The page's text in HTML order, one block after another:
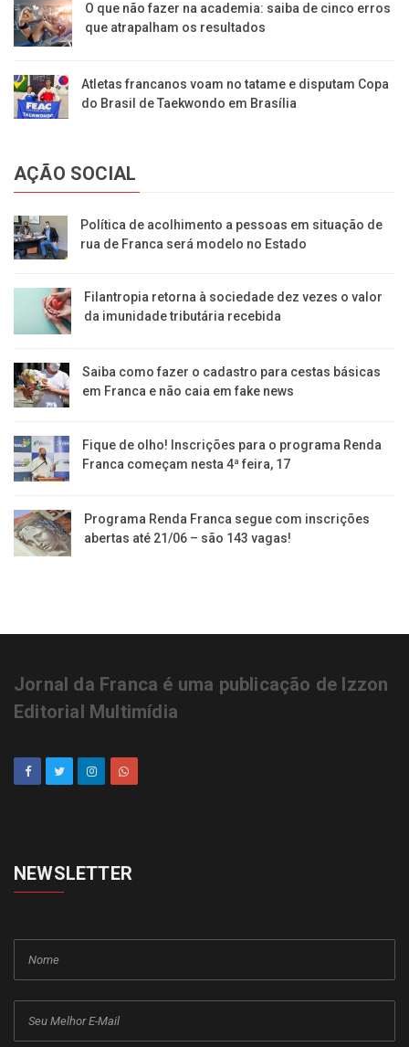
O que não fazer na academia: saiba de cinco erros
que atrapalham os resultados
Atletas francanos voam no tatame e disputam Copa
do Brasil de Taekwondo em Brasília
AÇÃO SOCIAL
Política de acolhimento a pessoas em situação de
rua de Franca será modelo no Estado
Filantropia retorna à sociedade dez vezes o valor
da imunidade tributária recebida
Saiba como fazer o cadastro para cestas básicas
em Franca e não caia em fake news
Fique de olho! Inscrições para o programa Renda
Franca começam nesta 4ª feira, 17
Programa Renda Franca segue com inscrições
abertas até 21/06 – são 143 vagas!
Jornal da Franca é uma publicação de Izzon
Editorial Multimídia
NEWSLETTER